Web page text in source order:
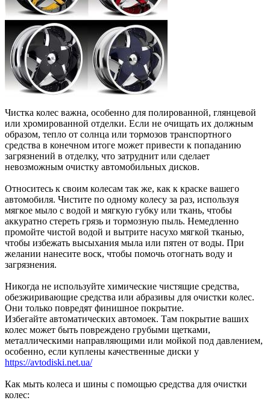
Чистка колес важна, особенно для полированной, глянцевой
или хромированной отделки. Если не очищать их должным
образом, тепло от солнца или тормозов транспортного
средства в конечном итоге может привести к попаданию
загрязнений в отделку, что затруднит или сделает
невозможным очистку автомобильных дисков.
Относитесь к своим колесам так же, как к краске вашего
автомобиля. Чистите по одному колесу за раз, используя
мягкое мыло с водой и мягкую губку или ткань, чтобы
аккуратно стереть грязь и тормозную пыль. Немедленно
промойте чистой водой и вытрите насухо мягкой тканью,
чтобы избежать высыхания мыла или пятен от воды. При
желании нанесите воск, чтобы помочь отогнать воду и
загрязнения.
Никогда не используйте химические чистящие средства,
обезжиривающие средства или абразивы для очистки колес.
Они только повредят финишное покрытие.
Избегайте автоматических автомоек. Там покрытие ваших
колес может быть повреждено грубыми щетками,
металлическими направляющими или мойкой под давлением,
особенно, если куплены качественные диски у
https://avtodiski.net.ua/
Как мыть колеса и шины с помощью средства для очистки
колес: